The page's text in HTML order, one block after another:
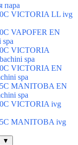
пара
VICTORIA LL ivg
VAPOFER EN
VICTORIA
spa
VICTORIA EN
spa
MANITOBA EN
spa
VICTORIA ivg
MANITOBA ivg
▼